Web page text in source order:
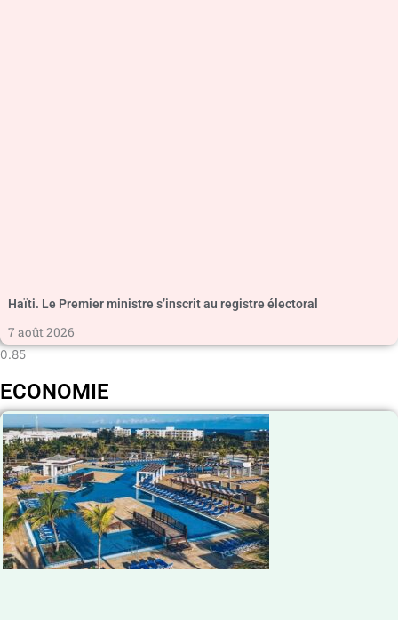
Haïti. Le Premier ministre s’inscrit au registre électoral
7 août 2026
ECONOMIE